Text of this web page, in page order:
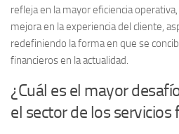
refleja en la mayor eficiencia
mejora en la experiencia del cliente,
redefiniendo la forma en que se
financieros en la actualidad.
¿Cuál es el mayor
el sector de los servicios